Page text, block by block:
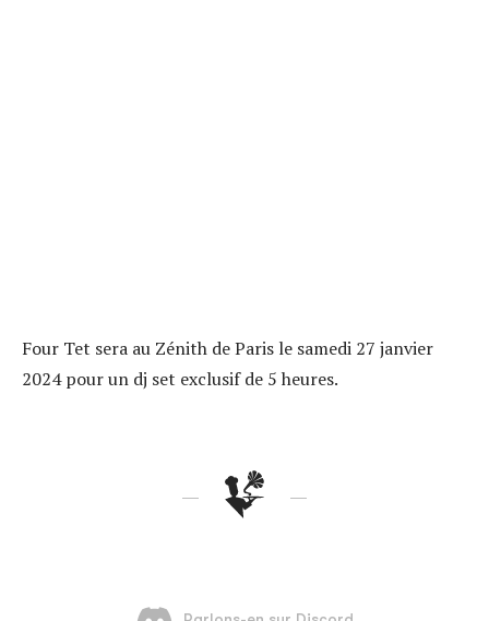
Four Tet sera au Zénith de Paris le samedi 27 janvier
2024 pour un dj set exclusif de 5 heures.